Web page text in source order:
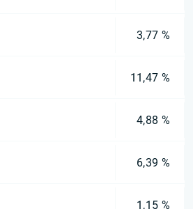
3,77 %
11,47 %
4,88 %
6,39 %
1,15 %